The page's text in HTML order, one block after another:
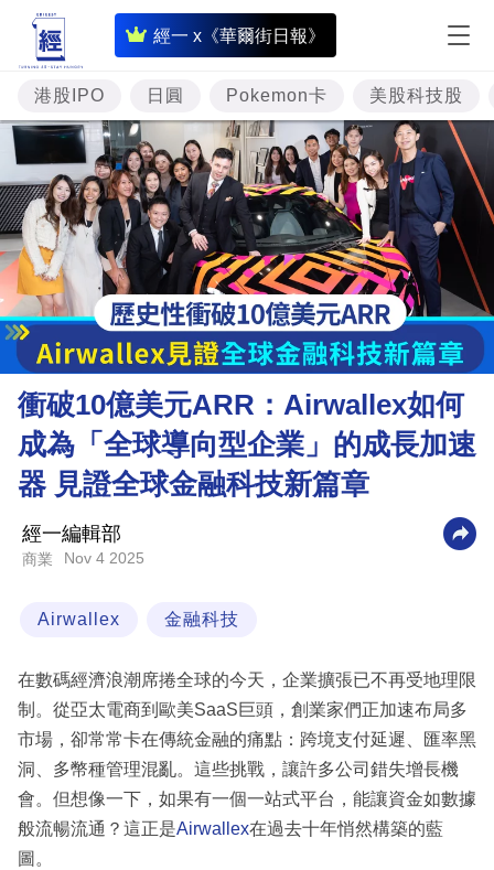
經一 x《華爾街日報》
即
時
財
經
專
題
投
樓
市
理
財
商
業
技
生
活
時
事
港股IPO 日圓 Pokemon卡 美股科技股
衝破10億美元ARR：Airwallex如何
成為「全球導向型企業」的成長加速
器 見證全球金融科技新篇章
經一編輯部
商業 Nov 4 2025
Airwallex 金融科技
在數碼經濟浪潮席捲全球的今天，企業擴張已不再受地理限
制。從亞太電商到歐美SaaS巨頭，創業家們正加速布局多
市場，卻常常卡在傳統金融的痛點：跨境支付延遲、匯率黑
洞、多幣種管理混亂。這些挑戰，讓許多公司錯失增長機
會。但想像一下，如果有一個一站式平台，能讓資金如數據
般流暢流通？這正是Airwallex在過去十年悄然構築的藍
圖。